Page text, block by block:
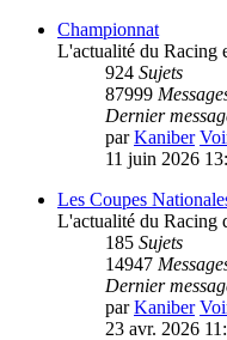
Championnat
L'actualité du Racing
924 Sujets
87999
Dernier
parKaniber
11 juin 2026
Les Coupes
L'actualité du Racing
185 Sujets
14947
Dernier
parKaniber
23 avr. 2026